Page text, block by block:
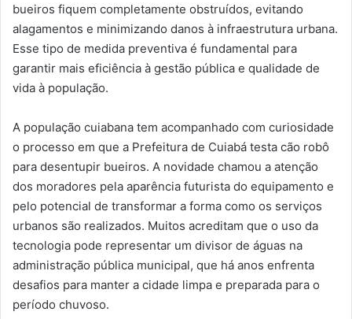
bueiros fiquem completamente obstruídos, evitando
alagamentos e minimizando danos à infraestrutura urbana.
Esse tipo de medida preventiva é fundamental para
garantir mais eficiência à gestão pública e qualidade de
vida à população.
A população cuiabana tem acompanhado com curiosidade
o processo em que a Prefeitura de Cuiabá testa cão robô
para desentupir bueiros. A novidade chamou a atenção
dos moradores pela aparência futurista do equipamento e
pelo potencial de transformar a forma como os serviços
urbanos são realizados. Muitos acreditam que o uso da
tecnologia pode representar um divisor de águas na
administração pública municipal, que há anos enfrenta
desafios para manter a cidade limpa e preparada para o
período chuvoso.